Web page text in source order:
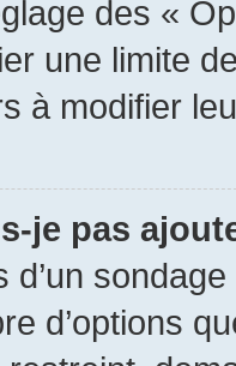
des «
une limite
à modifier
je pas
d’un
d’options